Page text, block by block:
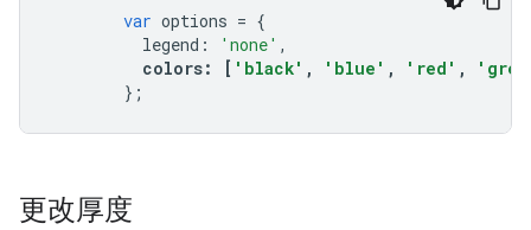
var options = {
legend : 'none' ,
colors: [ 'black' , 'blue' , 'red' ,
};
更改厚度